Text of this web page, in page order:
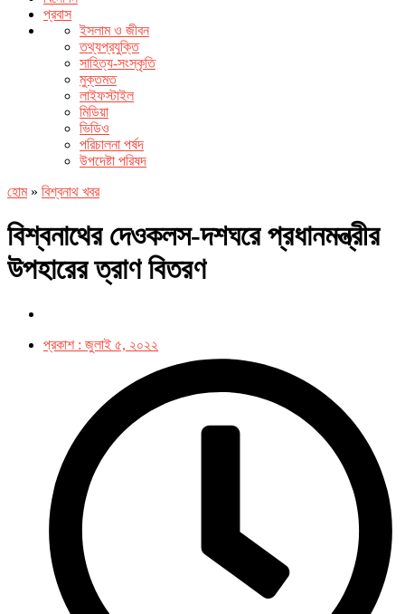
প্রবাস
ইসলাম ও জীবন
তথ্যপ্রযুক্তি
সাহিত্য-সংস্কৃতি
মুক্তমত
লাইফস্টাইল
মিডিয়া
ভিডিও
পরিচালনা পর্ষদ
উপদেষ্টা পরিষদ
হোম» বিশ্বনাথ খবর
বিশ্বনাথের দেওকলস-দশঘরে প্রধানমন্ত্রীর
উপহারের ত্রাণ বিতরণ
প্রকাশ : জুলাই ৫, ২০২২